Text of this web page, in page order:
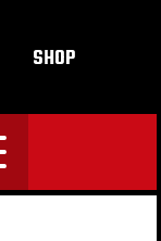
SHOP